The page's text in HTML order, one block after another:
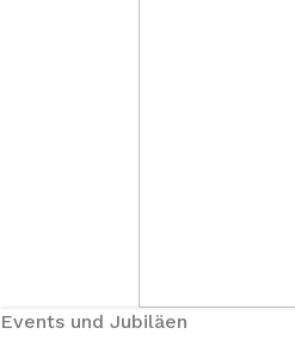
Events und Jubiläen